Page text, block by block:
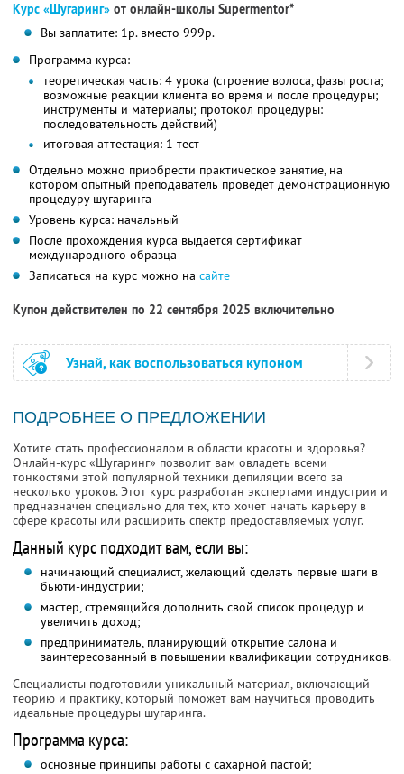
Курс «Шугаринг» от онлайн-школы Supermentor*
Вы заплатите: 1р. вместо 999р.
Программа курса:
теоретическая часть: 4 урока (строение волоса, фазы роста;
возможные реакции клиента во время и после процедуры;
инструменты и материалы; протокол процедуры:
последовательность действий)
итоговая аттестация: 1 тест
Отдельно можно приобрести практическое занятие, на
котором опытный преподаватель проведет демонстрационную
процедуру шугаринга
Уровень курса: начальный
После прохождения курса выдается сертификат
международного образца
Записаться на курс можно на сайте
Купон действителен по 22 сентября 2025 включительно
Узнай, как воспользоваться купоном
ПОДРОБНЕЕ О ПРЕДЛОЖЕНИИ
Хотите стать профессионалом в области красоты и здоровья?
Онлайн-курс «Шугаринг» позволит вам овладеть всеми
тонкостями этой популярной техники депиляции всего за
несколько уроков. Этот курс разработан экспертами индустрии и
предназначен специально для тех, кто хочет начать карьеру в
сфере красоты или расширить спектр предоставляемых услуг.
Данный курс подходит вам, если вы:
начинающий специалист, желающий сделать первые шаги в
бьюти-индустрии;
мастер, стремящийся дополнить свой список процедур и
увеличить доход;
предприниматель, планирующий открытие салона и
заинтересованный в повышении квалификации сотрудников.
Специалисты подготовили уникальный материал, включающий
теорию и практику, который поможет вам научиться проводить
идеальные процедуры шугаринга.
Программа курса:
основные принципы работы с сахарной пастой;